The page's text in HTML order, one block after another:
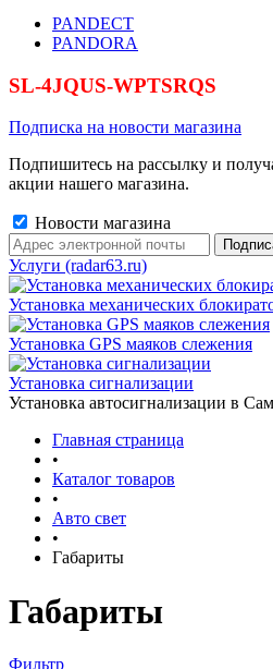
PANDECT
PANDORA
SL-4JQUS-WPTSRQS
Подписка на новости магазина
Подпишитесь на рассылку и
акции нашего магазина.
Новости магазина
Услуги (radar63.ru)
Установка механических
Установка GPS маяков слежения
Установка сигнализации
Установка автосигнализации в
Главная страница
•
Каталог товаров
•
Авто свет
•
Габариты
Габариты
Фильтр